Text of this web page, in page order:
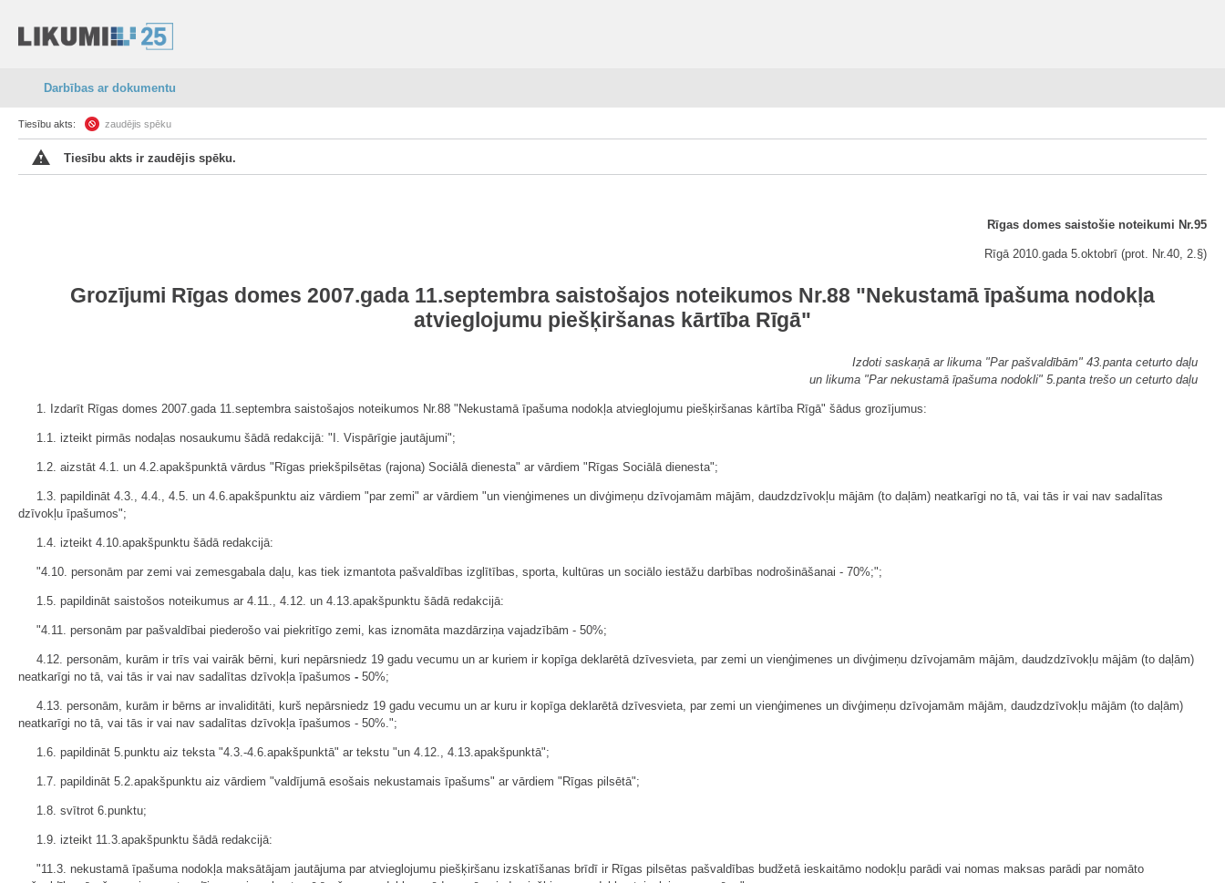
Darbības ar dokumentu
Tiesību akts: zaudējis spēku
Tiesību akts ir zaudējis spēku.
Rīgas domes saistošie noteikumi Nr.95
Rīgā 2010.gada 5.oktobrī (prot. Nr.40, 2.§)
Grozījumi Rīgas domes 2007.gada 11.septembra saistošajos noteikumos Nr.88 "Nekustamā īpašuma nodokļa
atvieglojumu piešķiršanas kārtība Rīgā"
Izdoti saskaņā ar likuma "Par pašvaldībām" 43.panta ceturto daļu
un likuma "Par nekustamā īpašuma nodokli" 5.panta trešo un ceturto daļu
1. Izdarīt Rīgas domes 2007.gada 11.septembra saistošajos noteikumos Nr.88 "Nekustamā īpašuma nodokļa atvieglojumu piešķiršanas kārtība Rīgā" šādus grozījumus:
1.1. izteikt pirmās nodaļas nosaukumu šādā redakcijā: "I. Vispārīgie jautājumi";
1.2. aizstāt 4.1. un 4.2.apakšpunktā vārdus "Rīgas priekšpilsētas (rajona) Sociālā dienesta" ar vārdiem "Rīgas Sociālā dienesta";
1.3. papildināt 4.3., 4.4., 4.5. un 4.6.apakšpunktu aiz vārdiem "par zemi" ar vārdiem "un vienģimenes un divģimeņu dzīvojamām mājām, daudzdzīvokļu mājām (to daļām) neatkarīgi no tā, vai tās ir vai nav sadalītas
dzīvokļu īpašumos";
1.4. izteikt 4.10.apakšpunktu šādā redakcijā:
"4.10. personām par zemi vai zemesgabala daļu, kas tiek izmantota pašvaldības izglītības, sporta, kultūras un sociālo iestāžu darbības nodrošināšanai - 70%;";
1.5. papildināt saistošos noteikumus ar 4.11., 4.12. un 4.13.apakšpunktu šādā redakcijā:
"4.11. personām par pašvaldībai piederošo vai piekritīgo zemi, kas iznomāta mazdārziņa vajadzībām - 50%;
4.12. personām, kurām ir trīs vai vairāk bērni, kuri nepārsniedz 19 gadu vecumu un ar kuriem ir kopīga deklarētā dzīvesvieta, par zemi un vienģimenes un divģimeņu dzīvojamām mājām, daudzdzīvokļu mājām (to daļām)
neatkarīgi no tā, vai tās ir vai nav sadalītas dzīvokļa īpašumos - 50%;
4.13. personām, kurām ir bērns ar invaliditāti, kurš nepārsniedz 19 gadu vecumu un ar kuru ir kopīga deklarētā dzīvesvieta, par zemi un vienģimenes un divģimeņu dzīvojamām mājām, daudzdzīvokļu mājām (to daļām)
neatkarīgi no tā, vai tās ir vai nav sadalītas dzīvokļa īpašumos - 50%.";
1.6. papildināt 5.punktu aiz teksta "4.3.-4.6.apakšpunktā" ar tekstu "un 4.12., 4.13.apakšpunktā";
1.7. papildināt 5.2.apakšpunktu aiz vārdiem "valdījumā esošais nekustamais īpašums" ar vārdiem "Rīgas pilsētā";
1.8. svītrot 6.punktu;
1.9. izteikt 11.3.apakšpunktu šādā redakcijā:
"11.3. nekustamā īpašuma nodokļa maksātājam jautājuma par atvieglojumu piešķiršanu izskatīšanas brīdī ir Rīgas pilsētas pašvaldības budžetā ieskaitāmo nodokļu parādi vai nomas maksas parādi par nomāto